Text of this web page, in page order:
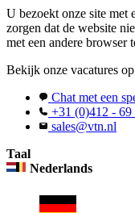
U bezoekt onze site met
zorgen dat de website
met een andere browser
Bekijk onze vacatures op
Chat met een
+31 (0)412 - 69
sales@vtn.nl
Taal
Nederlands